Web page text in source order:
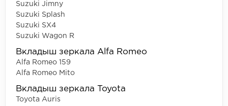
Suzuki Jimny
Suzuki Splash
Suzuki SX4
Suzuki Wagon R
Вкладыш зеркала Alfa Romeo
Alfa Romeo 159
Alfa Romeo Mito
Вкладыш зеркала Toyota
Toyota Auris